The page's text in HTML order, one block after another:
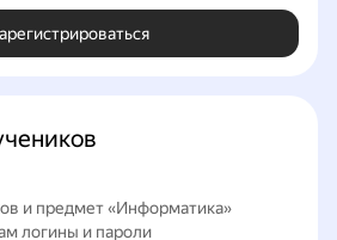
и предмет «Информатика»
логины и пароли